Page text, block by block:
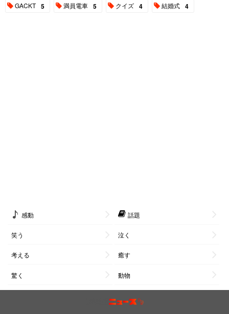
GACKT 5 満員電車 5 クイズ 4 結婚式 4
感動 話題
笑う 泣く
考える 癒す
驚く 動物